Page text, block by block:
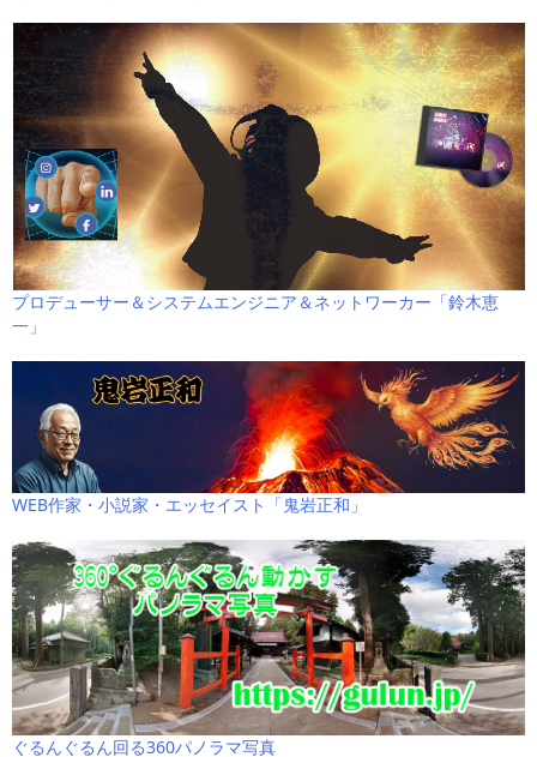
プロデューサー＆システムエンジニア＆ネットワーカー「鈴木恵
一」
WEB作家・小説家・エッセイスト「鬼岩正和」
ぐるんぐるん回る360パノラマ写真